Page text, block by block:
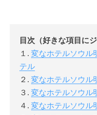
目次（好きな項目に
１. 変なホテルソウル
テル
２. 変なホテルソウル
３. 変なホテルソウル
４. 変なホテルソウル